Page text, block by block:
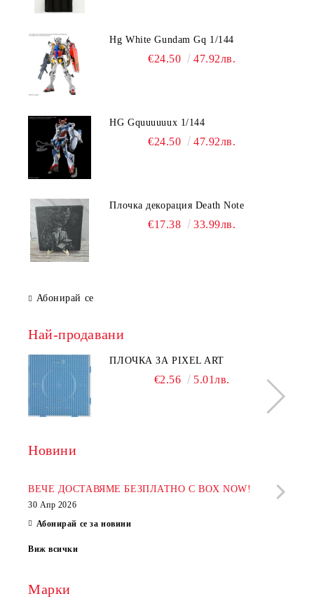
Hg White Gundam Gq 1/144
€24.50 47.92лв.
HG Gquuuuuux 1/144
€24.50 47.92лв.
Плочка декорация Death Note
€17.38 33.99лв.
Абонирай се
Най-продавани
ПЛОЧКА ЗА PIXEL ART
€2.56 5.01лв.
Новини
ВЕЧЕ ДОСТАВЯМЕ БЕЗПЛАТНО С BOX NOW!
30 Апр 2026
Абонирай се за новини
Виж всички
Марки